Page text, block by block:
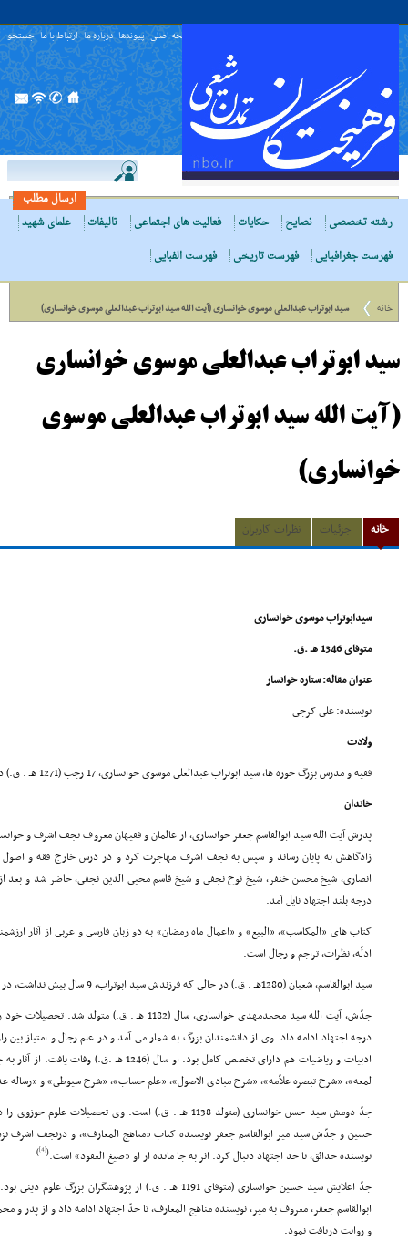
صفحه اصلی پیوندها درباره ما ارتباط با ما جستجو
ارسال مطلب
رشته تخصصی
نصایح حکایات فعالیت های اجتماعی تالیفات
علمای شهید
فهرست جغرافیایی
فهرست تاریخی فهرست الفبایی
خانه سید ابوتراب عبدالعلی موسوی خوانساری (آیت الله سید ابوتراب عبدالعلی موسوی خوانساری)
سید ابوتراب عبدالعلی موسوی خوانساری
(آیت الله سید ابوتراب عبدالعلی موسوی
خوانساری)
خانه جزئیات نظرات کاربران
سیدابوتراب موسوى خوانسارى
متوفاى 1346 هـ .ق.
عنوان مقاله: ستاره خوانسار
نویسنده: على کرجى
ولادت
فقیه و مدرس بزرگ حوزه ها، سید ابوتراب عبدالعلى موسوى خوانسارى، 17 رجب (1271 هـ . ق.) در شهر خوانسار دیده به جهان گشود.
خاندان
پدرش آیت الله سید ابوالقاسم جعفر خوانسارى، از عالمان و فقیهان معروف نجف اشرف و
زادگاهش به پایان رساند و سپس به نجف اشرف مهاجرت کرد و در درس خارج فقه و
انصارى، شیخ محسن خنفر، شیخ نوح نجفى و شیخ قاسم محیى الدین نجفى، حاضر شد و بعد
درجه بلند اجتهاد نایل آمد.
کتاب هاى «المکاسب»، «البیع» و «اعمال ماه رمضان» به دو زبان فارسى و عربى از آثار
ادلّه، نظرات، تراجم و رجال است.
سید ابوالقاسم، شعبان (1280هـ . ق.) در حالى که فرزندش سید ابوتراب، 9 سال بیش نداشت، در خوانسار دار فانى را وداع گفت.
جدّش، آیت الله سید محمدمهدى خوانسارى، سال (1182 هـ
درجه اجتهاد ادامه داد. وى از دانشمندان بزرگ به شمار مى آمد و در علم رجال و امتیاز
ادبیات و ریاضیات هم داراى تخصص کامل بود. او سال
لمعه»، «شرح تبصره علاّمه»، «شرح مبادى الاصول»، «علم حساب»، «شرح سیوطى» و «رساله
جدّ دومش سید حسن خوانسارى (متولد 1138 هـ . ق.) است. وى
حسین و جدّش سید میر ابوالقاسم جعفر نویسنده کتاب «مناهج المعارف»، و درنجف اشرف
نویسنده حدائق، تا حد اجتهاد دنبال کرد. اثر به جا مانده از او «صیغ العقود» است.(
[4]
)
جدّ اعلایش سید حسین خوانسارى (متوفاى 1191 هـ . ق.) از
ابوالقاسم جعفر، معروف به میر، نویسنده مناهج المعارف، تا حدّ اجتهاد ادامه داد و از پدر و
و روایت دریافت نمود.